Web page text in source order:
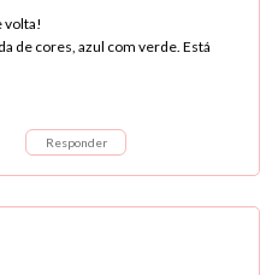
volta!
de cores, azul com verde. Está
Responder